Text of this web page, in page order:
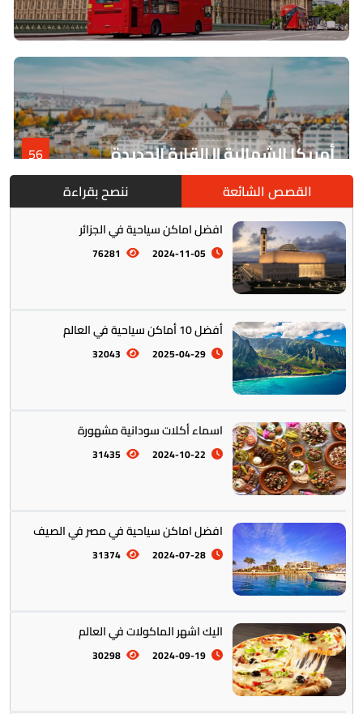
أمريكا الشمالية || القارة الجديدة 56
أمريكا الجنوبية || القارة اللاتينية
أستراليا || أوقيانوسيا
التراث والتقاليد
القصص الشائعة ننصح بقراءة
افضل اماكن سياحية في الجزائر
2024-11-05
76281
أفضل 10 أماكن سياحية في العالم
2025-04-29
32043
اسماء أكلات سودانية مشهورة
2024-10-22
31435
افضل اماكن سياحية في مصر في الصيف
2024-07-28
31374
اليك اشهر الماكولات في العالم
2024-09-19
30298